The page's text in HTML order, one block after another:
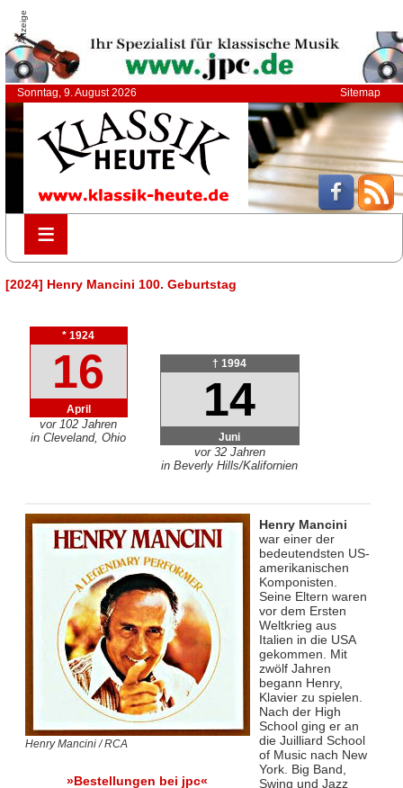
Anzeige
Sonntag, 9. August 2026 Sitemap
≡
≡
[2024] Henry Mancini 100. Geburtstag
* 1924
16
April
vor 102 Jahren
in Cleveland, Ohio
† 1994
14
Juni
vor 32 Jahren
in Beverly Hills/Kalifornien
Henry Mancini / RCA
»Bestellungen bei jpc«
Henry Mancini
war einer der
bedeutendsten US-
amerikanischen
Komponisten.
Seine Eltern waren
vor dem Ersten
Weltkrieg aus
Italien in die USA
gekommen. Mit
zwölf Jahren
begann Henry,
Klavier zu spielen.
Nach der High
School ging er an
die Juilliard School
of Music nach New
York. Big Band,
Swing und Jazz